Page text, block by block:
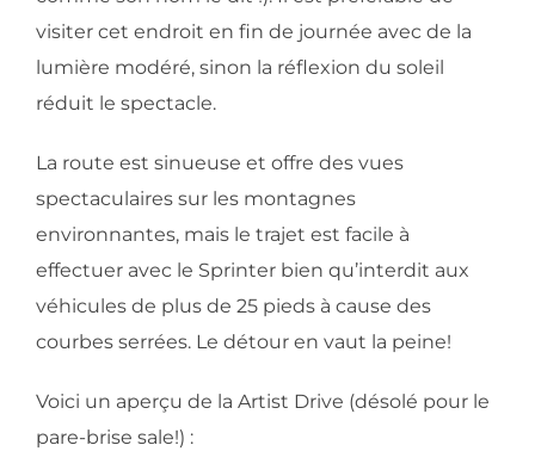
visiter cet endroit en fin de journée avec de la
lumière modéré, sinon la réflexion du soleil
réduit le spectacle.
La route est sinueuse et offre des vues
spectaculaires sur les montagnes
environnantes, mais le trajet est facile à
effectuer avec le Sprinter bien qu’interdit aux
véhicules de plus de 25 pieds à cause des
courbes serrées. Le détour en vaut la peine!
Voici un aperçu de la Artist Drive (désolé pour le
pare-brise sale!) :